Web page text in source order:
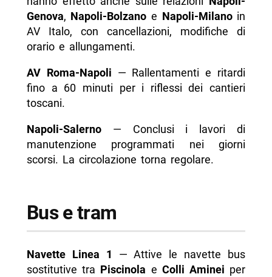
Genova, Napoli-Bolzano e Napoli-Milanoin
AV Italo, con cancellazioni, modifiche di
orario e allungamenti.
AV Roma-Napoli — Rallentamenti e ritardi
fino a 60 minuti per i riflessi dei cantieri
toscani.
Napoli-Salerno— Conclusi i lavori di
manutenzione programmati nei giorni
scorsi. La circolazione torna regolare.
Bus e tram
Navette Linea 1
— Attive le navette bus
sostitutive tra Piscinola e Colli Aminei per